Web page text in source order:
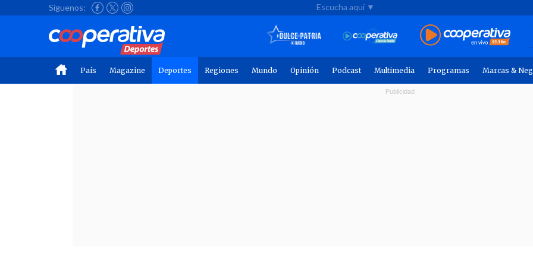
Síguenos: Escucha aquí ▼
País Magazine Deportes Regiones Mundo Opinión Podcast Multimedia Programas Marcas &